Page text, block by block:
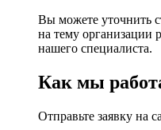
Вы можете уточнить
на тему организации
нашего специалиста.
Как мы
Отправьте заявку на